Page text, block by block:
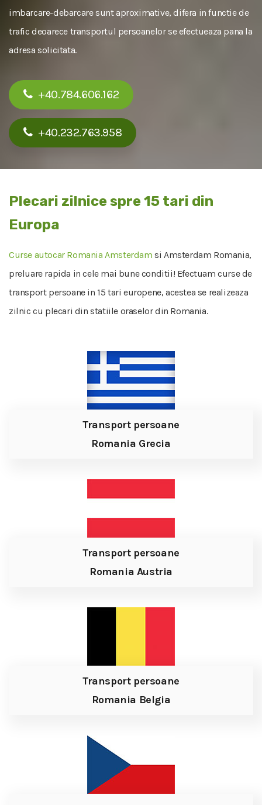
imbarcare-debarcare sunt aproximative, difera in functie de
trafic deoarece transportul persoanelor se efectueaza pana la
adresa solicitata.
+40.784.606.162
+40.232.763.958
Plecari zilnice spre 15 tari din
Europa
Curse autocar Romania Amsterdam si Amsterdam Romania,
preluare rapida in cele mai bune conditii! Efectuam curse de
transport persoane in 15 tari europene, acestea se realizeaza
zilnic cu plecari din statiile oraselor din Romania.
Transport persoane
Romania Grecia
Transport persoane
Romania Austria
Transport persoane
Romania Belgia